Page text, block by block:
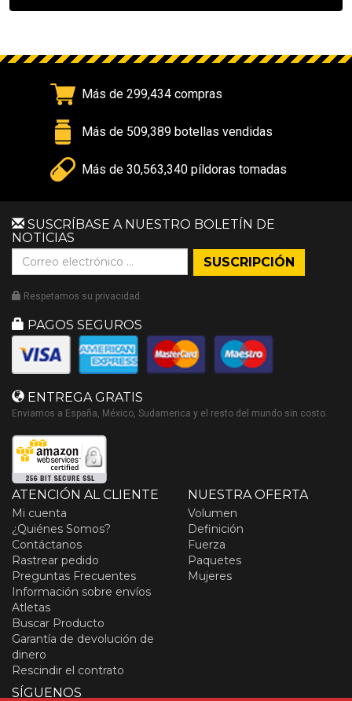
Más de 299,434 compras
Más de 509,389 botellas vendidas
Más de 30,563,340 píldoras tomadas
SUSCRÍBASE A NUESTRO BOLETÍN DE
NOTICIAS
Respetamos su privacidad.
PAGOS SEGUROS
ENTREGA GRATIS
Enviamos a España, México, Sudamerica y el resto del mundo sin costo.
ATENCIÓN AL CLIENTE
Mi cuenta
¿Quiénes Somos?
Contáctanos
Rastrear pedido
Preguntas Frecuentes
Información sobre envíos
Atletas
Buscar Producto
Garantía de devolución de
dinero
Rescindir el contrato
NUESTRA OFERTA
Volumen
Definición
Fuerza
Paquetes
Mujeres
SÍGUENOS